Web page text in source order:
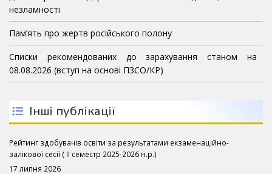
незламності
Пам’ять про жертв російського полону
Списки рекомендованих до зарахування станом на
08.08.2026 (вступ на основі ПЗСО/КР)
Інші публікації
Рейтинг здобувачів освіти за результатами екзаменаційно-
залікової сесії ( ІІ семестр 2025-2026 н.р.)
17 липня 2026